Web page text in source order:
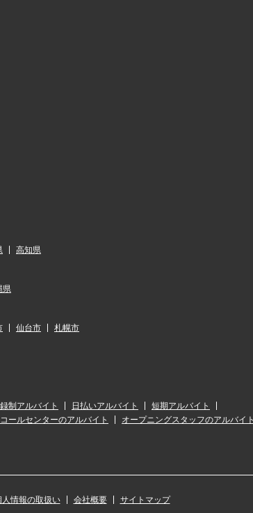
高知県
県
仙台市 札幌市
制アルバイト 日払いアルバイト
短期アルバイト
コールセンターのアルバイト
オープニングスタッフのアルバイト
人情報の取扱い 会社概要 サイトマップ